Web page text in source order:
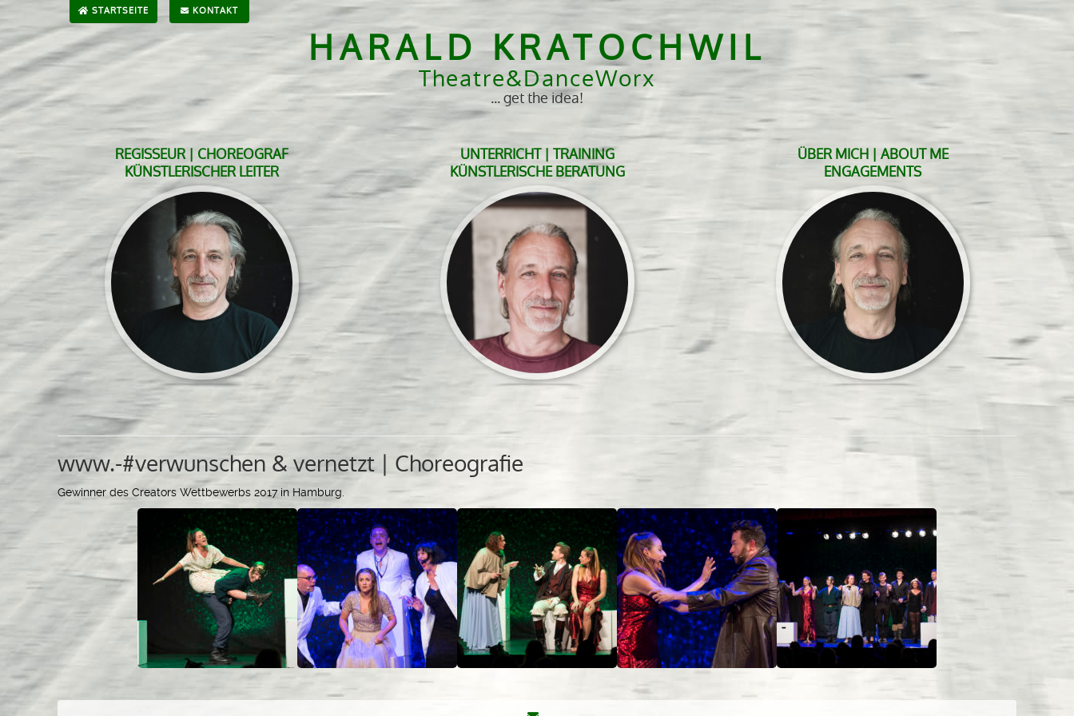
STARTSEITE KONTAKT
HARALD KRATOCHWIL
Theatre&DanceWorx
... get the idea!
REGISSEUR | CHOREOGRAF
KÜNSTLERISCHER LEITER
UNTERRICHT | TRAINING
KÜNSTLERISCHE BERATUNG
ÜBER MICH | ABOUT ME
ENGAGEMENTS
www.-#verwunschen & vernetzt | Choreografie
Gewinner des Creators Wettbewerbs 2017 in Hamburg.